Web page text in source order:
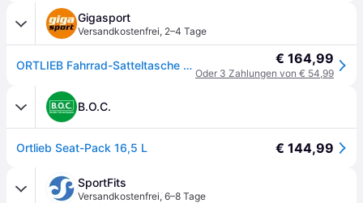
Gigasport
Versandkostenfrei, 2–4 Tage
ORTLIEB Fahrrad-Satteltasche Seatpack 16.5 L schwarz - EG € 164,99
Oder 3 Zahlungen von € 54,99
B.O.C.
Ortlieb Seat-Pack 16,5 L € 144,99
SportFits
Versandkostenfrei, 6–8 Tage